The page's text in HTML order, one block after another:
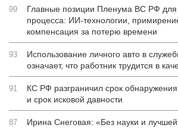
99
Главные позиции Пленума ВС РФ для
процесса: ИИ-технологии,
компенсация за потерю времени
93
Использование личного авто в
означает, что работник трудится в
91
КС РФ разграничил срок обнаружения
и срок исковой давности
87
Ирина Снеговая: «Без науки и лучшей